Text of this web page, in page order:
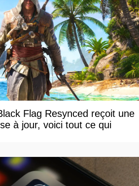
Flag Resynced reçoit une
à jour, voici tout ce qui